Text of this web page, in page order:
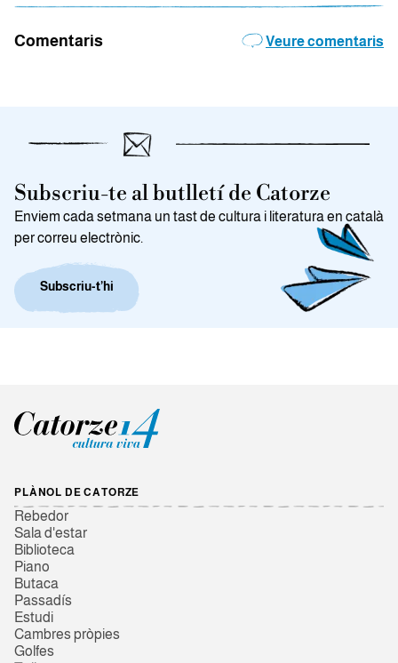
Comentaris Veure comentaris
Subscriu-te al butlletí de Catorze
Enviem cada setmana un tast de cultura i literatura en català
per correu electrònic.
Subscriu-t’hi
PLÀNOL DE CATORZE
Rebedor
Sala d'estar
Biblioteca
Piano
Butaca
Passadís
Estudi
Cambres pròpies
Golfes